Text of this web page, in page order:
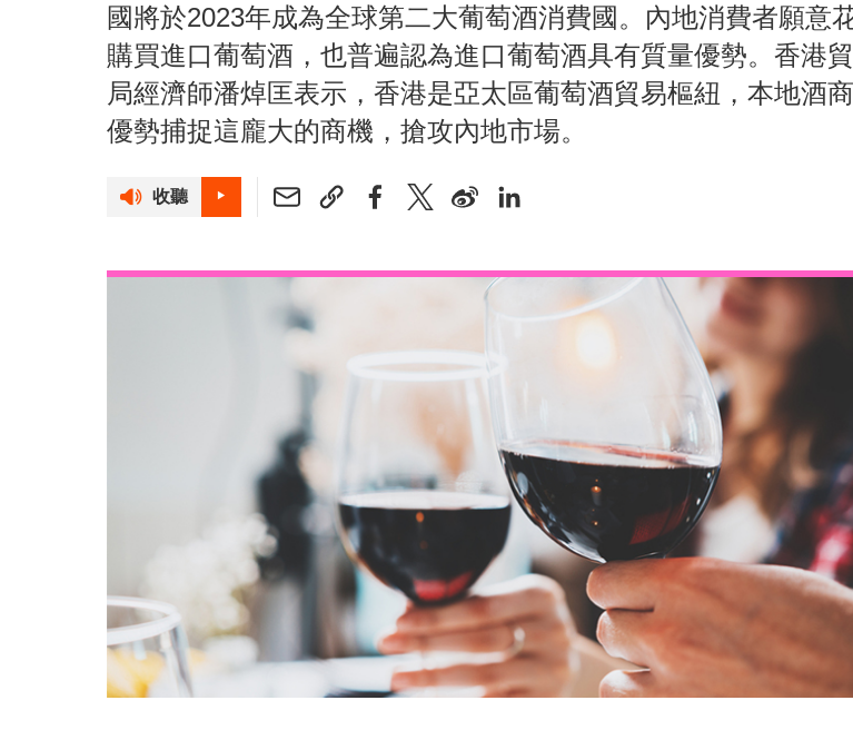
國將於2023年成為全球第二大葡萄酒消費國。內地消費者願意
購買進口葡萄酒，也普遍認為進口葡萄酒具有質量優勢。香港
局經濟師潘焯匡表示，香港是亞太區葡萄酒貿易樞紐，本地酒
優勢捕捉這龐大的商機，搶攻內地市場。
收聽